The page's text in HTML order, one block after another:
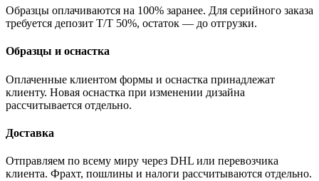
Образцы оплачиваются на 100% заранее. Для серийного заказа
требуется депозит T/T 50%, остаток — до отгрузки.
Образцы и оснастка
Оплаченные клиентом формы и оснастка принадлежат
клиенту. Новая оснастка при изменении дизайна
рассчитывается отдельно.
Доставка
Отправляем по всему миру через DHL или перевозчика
клиента. Фрахт, пошлины и налоги рассчитываются отдельно.